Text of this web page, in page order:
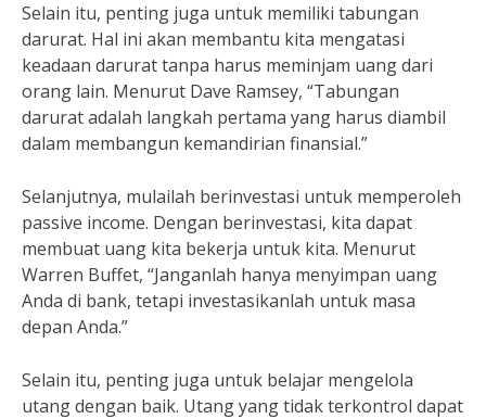
Selain itu, penting juga untuk memiliki tabungan
darurat. Hal ini akan membantu kita mengatasi
keadaan darurat tanpa harus meminjam uang dari
orang lain. Menurut Dave Ramsey, “Tabungan
darurat adalah langkah pertama yang harus diambil
dalam membangun kemandirian finansial.”
Selanjutnya, mulailah berinvestasi untuk memperoleh
passive income. Dengan berinvestasi, kita dapat
membuat uang kita bekerja untuk kita. Menurut
Warren Buffet, “Janganlah hanya menyimpan uang
Anda di bank, tetapi investasikanlah untuk masa
depan Anda.”
Selain itu, penting juga untuk belajar mengelola
utang dengan baik. Utang yang tidak terkontrol dapat